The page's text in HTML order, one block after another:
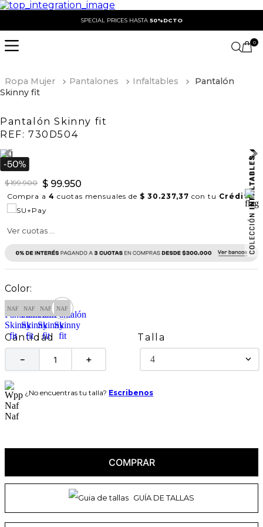
SPECIAL PRICES HASTA 50%DCTO
0
Ropa Mujer Pantalones Infaltables
Pantalón
Skinny fit
Pantalón Skinny fit
REF: 730D504
$ 199.900 $ 99.950
Compra a 4 cuotas mensuales de $ 30.237,37 con tu Crédito
Ver cuotas ...
Cantidad
＋
－
Talla
4
¿No encuentras tu talla? Escribenos
COMPRAR
GUÍA DE TALLAS